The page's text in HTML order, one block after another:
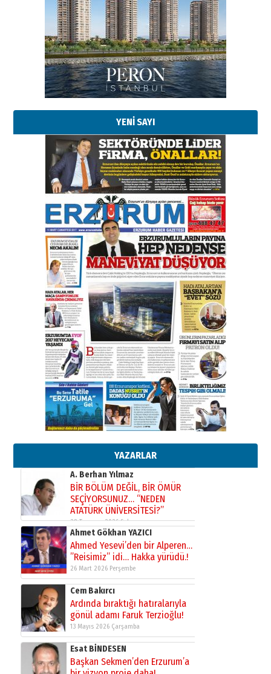
YENİ SAYI
YAZARLAR
Esat BİNDESEN
Başkan Sekmen’den Erzurum’a
bir vizyon proje daha!
02 Ağustos 2026 Pazar
Kadir SABUNCUOĞLU
Erzurumspor’un köşe taşları
29 Haziran 2026 Pazartesi
Kenan GÜLERCİ
Murat Şahsuvaroğlu ERKON’da
çıtayı yukarı taşırken,
yönetimdekiler aşağı
çekmemeli!
17 Şubat 2026 SalıOrhan BOZKURT
Bir fotoğraf, bir şehir, bir
gazeteci… Dizginler kimin
A. Berhan Yılmaz
BİR BÖLÜM DEĞİL, BİR ÖMÜR
SEÇİYORSUNUZ… “NEDEN
ATATÜRK ÜNİVERSİTESİ?”
28 Temmuz 2026 Salı
Ahmet Gökhan YAZICI
Ahmed Yesevi’den bir Alperen…
”Reisimiz” idi… Hakka yürüdü.!
26 Mart 2026 Perşembe
Cem Bakırcı
Ardında bıraktığı hatıralarıyla
gönül adamı Faruk Terzioğlu!
13 Mayıs 2026 Çarşamba
Esat BİNDESEN
Başkan Sekmen’den Erzurum’a